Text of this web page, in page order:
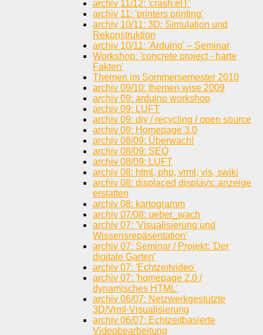
archiv 11/12: 'crash:eIT'
archiv 11: 'printers printing'
archiv 10/11: 3D: Simulation und
Rekonstruktion
archiv 10/11: 'Arduino' – Seminar
Workshop: 'concrete project - harte
Fakten'
Themen im Sommersemester 2010
archiv 09/10: themen wise 2009
archiv 09: arduino workshop
archiv 09: LUFT
archiv 09: diy / recycling / open source
archiv 09: Homepage 3.0
archiv 08/09: Überwach!
archiv 08/09: SEQ
archiv 08/09: LUFT
archiv 08: html, php, vrml, vis, swiki
archiv 08: displaced displays: anzeige
erstatten
archiv 08: kartogramm
archiv 07/08: ueber_wach
archiv 07: 'Visualisierung und
Wissensrepäsentation'
archiv 07: Seminar / Projekt: 'Der
digitale Garten'
archiv 07: 'Echtzeitvideo'
archiv 07: 'homepage 2.0 /
dynamisches HTML'
archiv 06/07: Netzwerkgestützte
3D/Vrml-Visualisierung
archiv 06/07: Echtzeitbasierte
Videobearbeitung